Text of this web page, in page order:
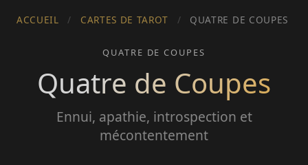
ACCUEIL / CARTES DE TAROT / QUATRE DE COUPES
QUATRE DE COUPES
Quatre de Coupes
Ennui, apathie, introspection et
mécontentement